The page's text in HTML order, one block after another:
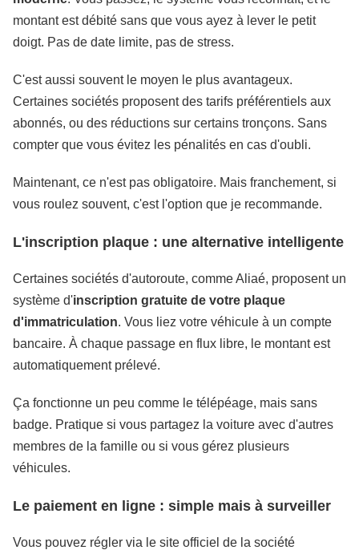
montant est débité sans que vous ayez à lever le petit
doigt. Pas de date limite, pas de stress.
C'est aussi souvent le moyen le plus avantageux.
Certaines sociétés proposent des tarifs préférentiels aux
abonnés, ou des réductions sur certains tronçons. Sans
compter que vous évitez les pénalités en cas d'oubli.
Maintenant, ce n'est pas obligatoire. Mais franchement, si
vous roulez souvent, c'est l'option que je recommande.
L'inscription plaque : une alternative intelligente
Certaines sociétés d'autoroute, comme Aliaé, proposent un
système d'inscription gratuite de votre plaque
d'immatriculation. Vous liez votre véhicule à un compte
bancaire. À chaque passage en flux libre, le montant est
automatiquement prélevé.
Ça fonctionne un peu comme le télépéage, mais sans
badge. Pratique si vous partagez la voiture avec d'autres
membres de la famille ou si vous gérez plusieurs
véhicules.
Le paiement en ligne : simple mais à surveiller
Vous pouvez régler via le site officiel de la société